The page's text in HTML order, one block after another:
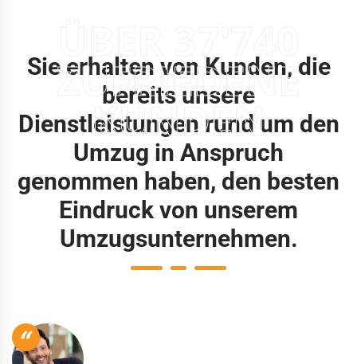
ZUFRIEDENE
KUNDEN
Sie erhalten von Kunden, die
bereits unsere
Dienstleistungen rund um den
Umzug in Anspruch
genommen haben, den besten
Eindruck von unserem
Umzugsunternehmen.
“